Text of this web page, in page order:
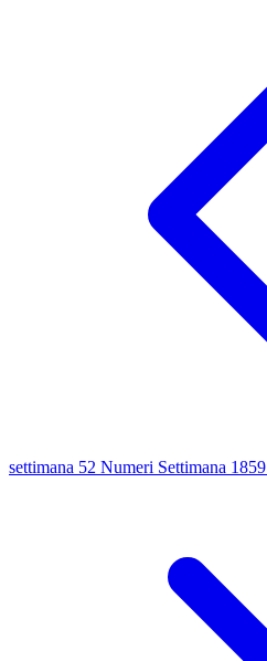
settimana 52 Numeri Settimana 1859